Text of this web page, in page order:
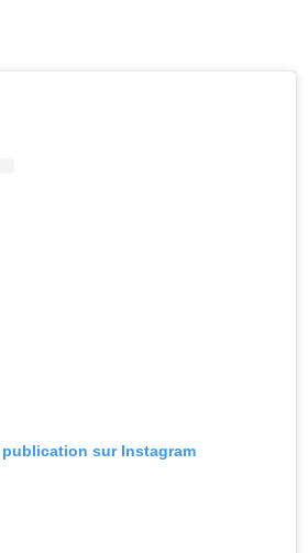
publication sur Instagram